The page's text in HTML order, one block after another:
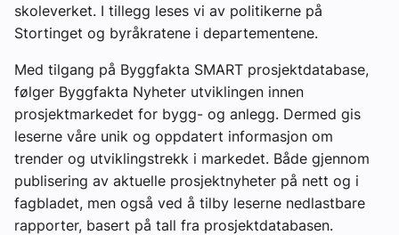
skoleverket. I tillegg leses vi av politikerne på
Stortinget og byråkratene i departementene.
Med tilgang på Byggfakta SMART prosjektdatabase,
følger Byggfakta Nyheter utviklingen innen
prosjektmarkedet for bygg- og anlegg. Dermed gis
leserne våre unik og oppdatert informasjon om
trender og utviklingstrekk i markedet. Både gjennom
publisering av aktuelle prosjektnyheter på nett og i
fagbladet, men også ved å tilby leserne nedlastbare
rapporter, basert på tall fra prosjektdatabasen.